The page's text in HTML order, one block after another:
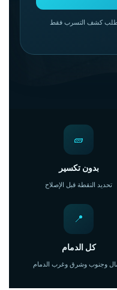
طلب كشف التسرب فقط
🧱
بدون تكسير
تحديد النقطة قبل الإصلاح
📍
كل الدمام
وجنوب وشرق وغرب الدمام